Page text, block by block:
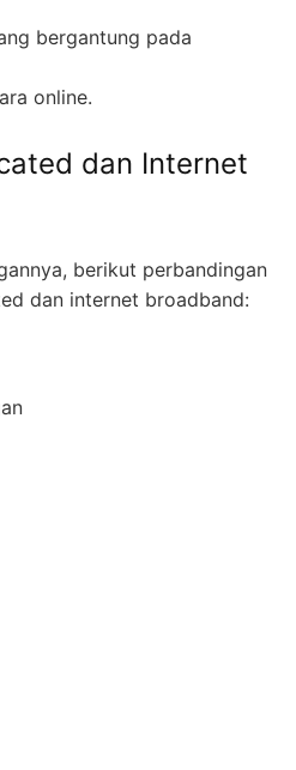
bergantung pada
online.
dan Internet
berikut perbandingan
dan internet broadband: